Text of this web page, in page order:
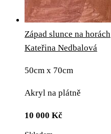
Západ slunce na horách
Kateřina Nedbalová
50cm x 70cm
Akryl na plátně
10 000 Kč